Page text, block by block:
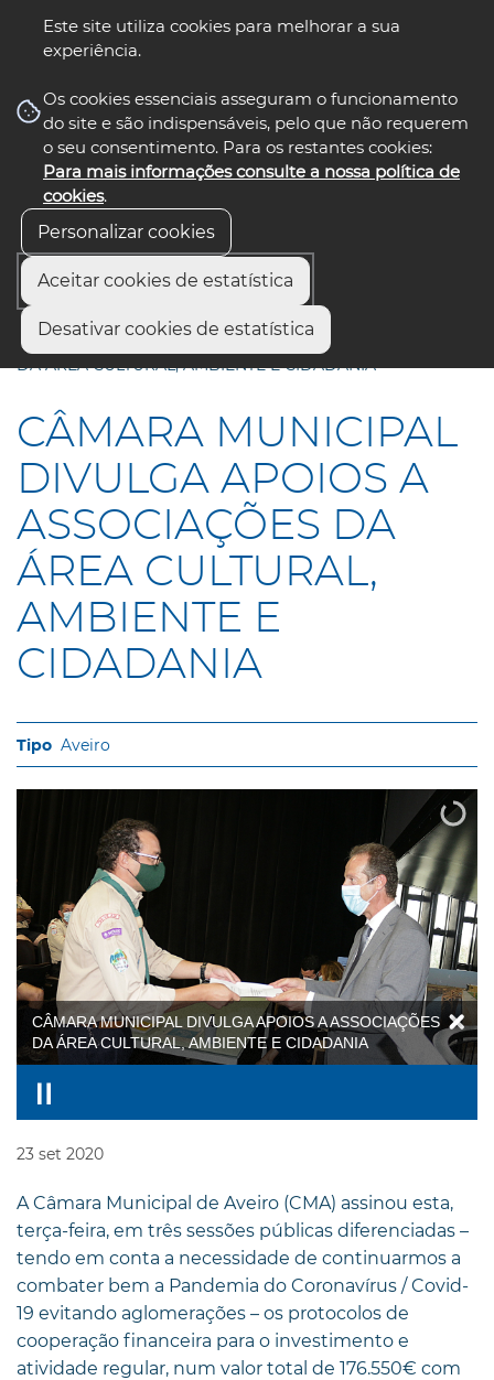
Este site utiliza cookies para melhorar a sua
experiência.
Os cookies essenciais asseguram o funcionamento
do site e são indispensáveis, pelo que não requerem
o seu consentimento. Para os restantes cookies:
Para mais informações consulte a nossa política de
cookies.
Personalizar cookies
Aceitar cookies de estatística
Desativar cookies de estatística
nos select language
Início
CÂMARA MUNICIPAL DIVULGA APOIOS A ASSOCIAÇÕES
DA ÁREA CULTURAL, AMBIENTE E CIDADANIA
CÂMARA MUNICIPAL
DIVULGA APOIOS A
ASSOCIAÇÕES DA
ÁREA CULTURAL,
AMBIENTE E
CIDADANIA
Aveiro
CÂMARA MUNICIPAL DIVULGA APOIOS A ASSOCIAÇÕES
DA ÁREA CULTURAL, AMBIENTE E CIDADANIA
23 set 2020
A Câmara Municipal de Aveiro (CMA) assinou esta,
terça-feira, em três sessões públicas diferenciadas –
tendo em conta a necessidade de continuarmos a
combater bem a Pandemia do Coronavírus / Covid-
19 evitando aglomerações – os protocolos de
cooperação financeira para o investimento e
atividade regular, num valor total de 176.550€ com